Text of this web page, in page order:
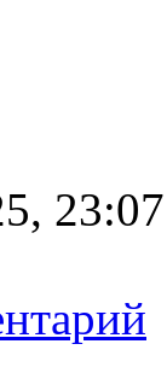
23:07